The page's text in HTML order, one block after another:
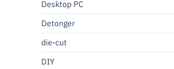
Desktop PC
Detonger
die-cut
DIY